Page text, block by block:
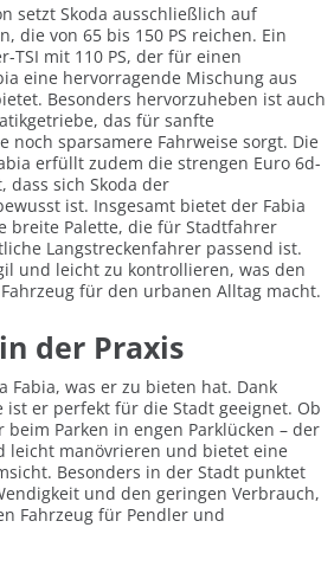
setzt Skoda ausschließlich auf
die von 65 bis 150 PS reichen. Ein
TSI mit 110 PS, der für einen
eine hervorragende Mischung aus
Besonders hervorzuheben ist auch
das für sanfte
noch sparsamere Fahrweise sorgt. Die
erfüllt zudem die strengen Euro 6d-
dass sich Skoda der
ist. Insgesamt bietet der Fabia
breite Palette, die für Stadtfahrer
Langstreckenfahrer passend ist.
und leicht zu kontrollieren, was den
für den urbanen Alltag macht.
der Praxis
Fabia, was er zu bieten hat. Dank
ist er perfekt für die Stadt geeignet. Ob
Parken in engen Parklücken – der
leicht manövrieren und bietet eine
Besonders in der Stadt punktet
und den geringen Verbrauch,
Fahrzeug für Pendler und